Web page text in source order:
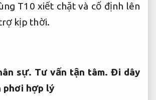
T10 xiết chặt và cố định lên
kịp thời.
sự. Tư vấn tận tâm. Đi dây
phơi hợp lý